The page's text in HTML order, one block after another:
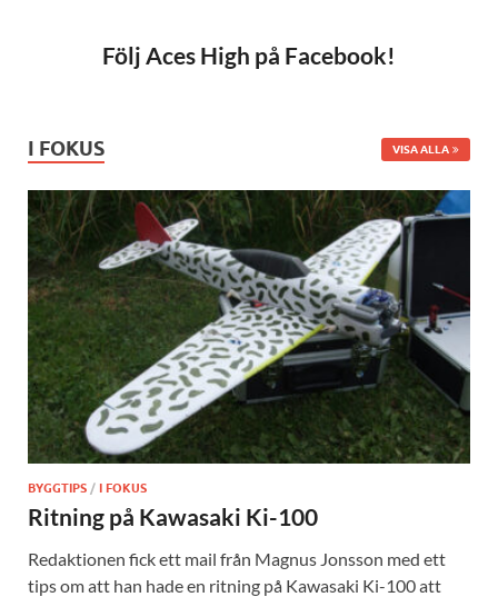
Följ Aces High på Facebook!
I FOKUS VISA ALLA
BYGGTIPS / I FOKUS
Ritning på Kawasaki Ki-100
Redaktionen fick ett mail från Magnus Jonsson med ett
tips om att han hade en ritning på Kawasaki Ki-100 att